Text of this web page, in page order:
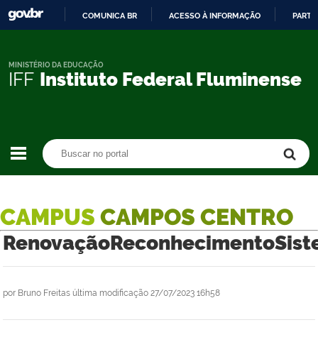
CONTEÚDO
COMUNICA BR ACESSO À INFORMAÇÃO
IFF Instituto Federal Fluminense
MINISTÉRIO DA EDUCAÇÃO
CAMPUS CAMPOS CENTRO
por Bruno Freitas última modificação 27/07/2023 16h58